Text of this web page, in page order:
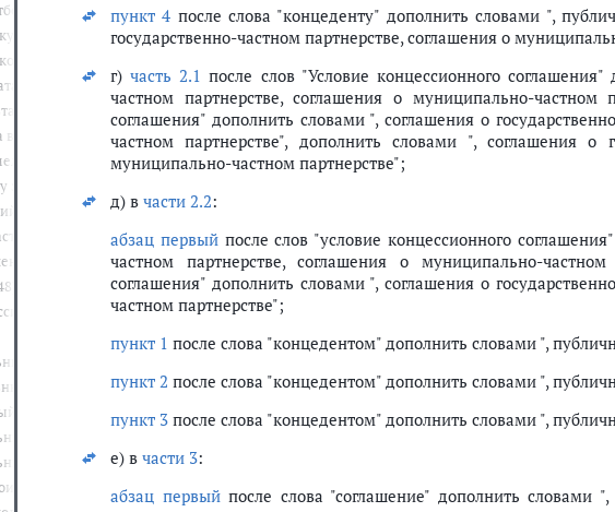
участников конкурса в электронной форме
в электронной форме конкурсных предложений
предложений, представленных участниками конкурса в электронной форме
проведения конкурса в электронной форме и срок его подписания, уведомление
проведения конкурса в электронной форме
в электронной форме несостоявшимся
участка, лесного участка, водного объекта, участка недр и их использование (ст. 33)
участка, лесного участка, водного объекта, части водного объекта, участка
возникающих в связи с подготовкой, заключением, исполнением и прекращением
партнерстве, соглашение о муниципально-частном партнерстве, объектом
исполнения и прекращения соглашения о государственно-частном
Федерации "О недрах"
закон "Об отходах производства и потребления"
закон "Об оценочной деятельности в Российской Федерации"
кодекс Российской Федерации
закон "О несостоятельности (банкротстве)"
закон "Об электроэнергетике"
кодекс Российской Федерации
пункт 4 после слова "концеденту" дополнить словами ",
государственно-частном партнерстве, соглашения о
г)часть 2.1 после слов "Условие концессионного
частном партнерстве, соглашения о муниципально-частном
соглашения" дополнить словами ", соглашения о
частном партнерстве", дополнить словами ", соглашения о
муниципально-частном партнерстве";
д) в части 2.2:
абзац первыйпосле слов "условие концессионного
частном партнерстве, соглашения о муниципально-
соглашения" дополнить словами ", соглашения о
частном партнерстве";
пункт 1 после слова "концедентом" дополнить словами ",
пункт 2 после слова "концедентом" дополнить словами ",
пункт 3 после слова "концедентом" дополнить словами ",
е) в части 3:
абзац первыйпосле слова "соглашение" дополнить словами ",